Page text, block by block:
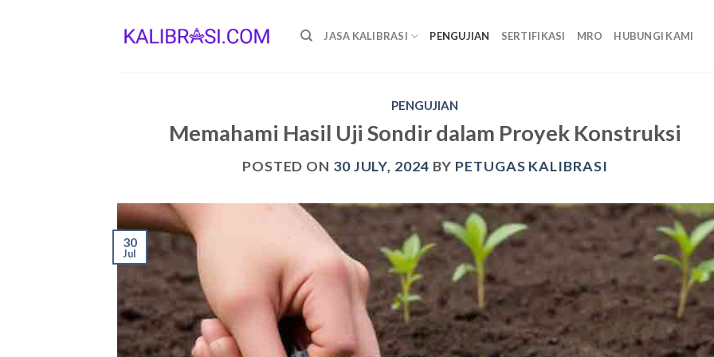
JASA KALIBRASI PENGUJIAN SERTIFIKASI MRO HUBUNGI KAMI
PENGUJIAN
Memahami Hasil Uji Sondir dalam Proyek Konstruksi
POSTED ON 30 JULY, 2024 BY PETUGAS KALIBRASI
30
Jul